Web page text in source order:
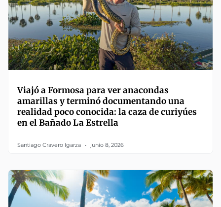
Viajó a Formosa para ver anacondas
amarillas y terminó documentando una
realidad poco conocida: la caza de curiyúes
en el Bañado La Estrella
Santiago Cravero Igarza junio 8, 2026